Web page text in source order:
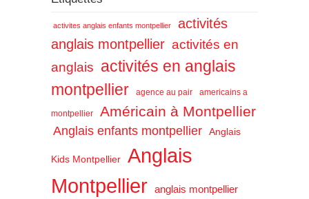
activites anglais enfants montpellier
activités
anglais montpellier activités en
anglais activités en anglais
montpellier
agence au pair americains a
montpellier Américain à Montpellier
Anglais enfants montpellier Anglais
Kids Montpellier
Anglais
Montpellier
anglais montpellier